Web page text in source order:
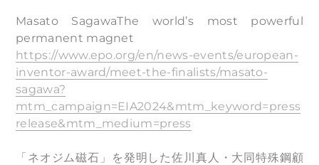
Masato Sagawa​​The world’s most powerful
permanent magnet​
https://www.epo.org/en/news-events/european-
inventor-award/meet-the-finalists/masato-
sagawa?
mtm_campaign=EIA2024&mtm_keyword=press
release&mtm_medium=press
「ネオジム磁石」を発明した佐川真人・大同特殊鋼顧